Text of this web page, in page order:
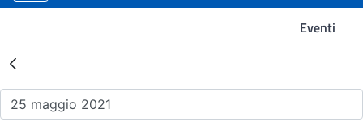
Eventi
Risultati della Ricerca -